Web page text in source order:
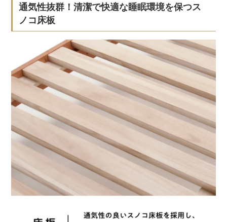
通気性抜群！清潔で快適な睡眠環境を保つス
ノコ床板